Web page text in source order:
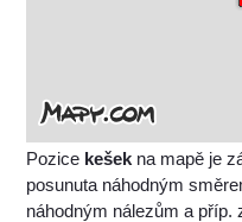
Pozice kešek na mapě je
posunuta náhodným
náhodným nálezům a